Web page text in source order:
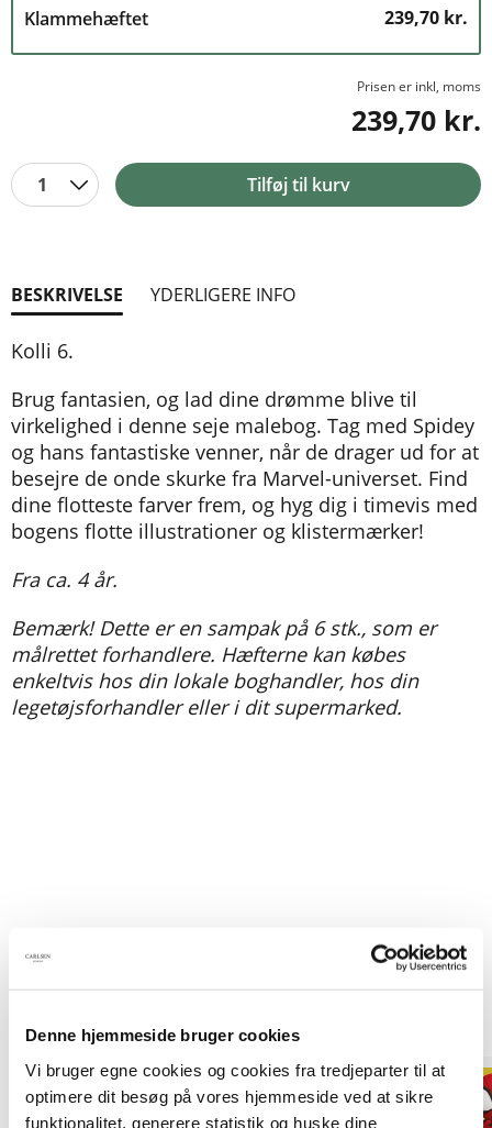
Denne hjemmeside bruger cookies
Vi bruger egne cookies og cookies fra tredjeparter til at
optimere dit besøg på vores hjemmeside ved at sikre
funktionalitet, generere statistik og huske dine
Klammehæftet 239,70 kr.
Prisen er inkl, moms
239,70 kr.
1 Tilføj til kurv
BESKRIVELSE YDERLIGERE INFO
Kolli 6.
Brug fantasien, og lad dine drømme blive til
virkelighed i denne seje malebog. Tag med Spidey
og hans fantastiske venner, når de drager ud for at
besejre de onde skurke fra Marvel-universet. Find
dine flotteste farver frem, og hyg dig i timevis med
bogens flotte illustrationer og klistermærker!
Fra ca. 4 år.
Bemærk! Dette er en sampak på 6 stk., som er
målrettet forhandlere. Hæfterne kan købes
enkeltvis hos din lokale boghandler, hos din
legetøjsforhandler eller i dit supermarked.
Titler i serien